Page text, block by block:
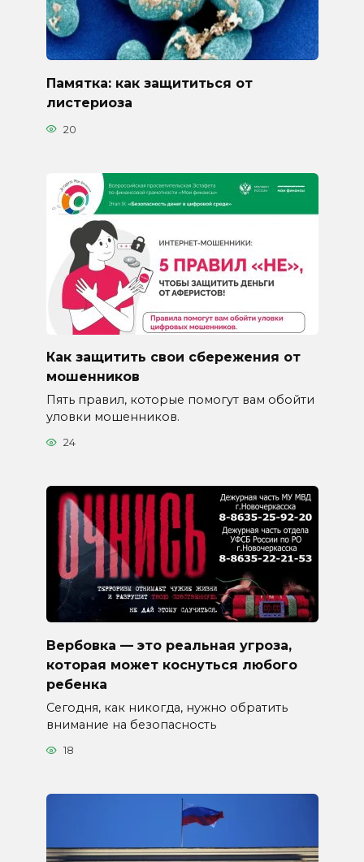
Памятка: как защититься от
листериоза
20
Как защитить свои сбережения от
мошенников
Пять правил, которые помогут вам обойти
уловки мошенников.
24
Вербовка — это реальная угроза,
которая может коснуться любого
ребенка
Сегодня, как никогда, нужно обратить
внимание на безопасность
18